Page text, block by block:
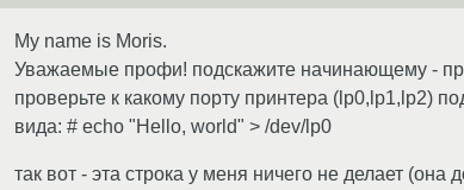
My name is Moris.
Уважаемые профи! подскажите начинающему -
проверьте к какому порту принтера (lp0,lp1,lp2)
вида: # echo "Hello, world" > /dev/lp0
так вот - эта строка у меня ничего не делает